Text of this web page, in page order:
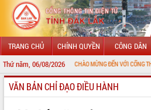
TRANG CHỦ CHÍNH QUYỀN CÔNG DÂN
Thứ năm, 06/08/2026CHÀO MỪNG ĐẾN VỚI CỔNG THÔNG TIN
GIỚI THIỆU
VĂN BẢN CHỈ ĐẠO ĐIỀU HÀNH